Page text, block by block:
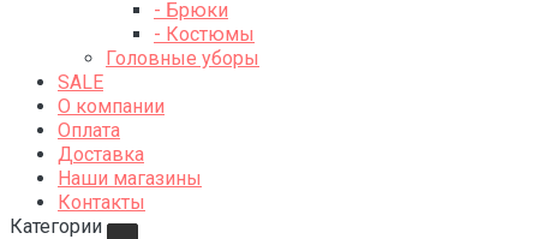
- Брюки
- Костюмы
Головные уборы
SALE
О компании
Оплата
Доставка
Наши магазины
Контакты
Категории